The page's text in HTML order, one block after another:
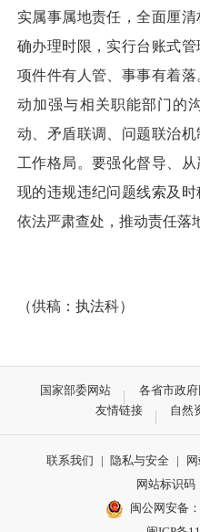
实属事属地责任，全面厘
确办理时限，实行台账式
项件件有人管、事事有着
动加强与相关职能部门的
动、矛盾联调、问题联治
工作格局。要强化督导、
现的违规违纪问题线索及
依法严肃查处，推动责任落
（供稿：执法科）
国家部委网站 各省市政
友情链接
自然
联系我们 | 隐私与安全 |
网站标识码
闽公网安备